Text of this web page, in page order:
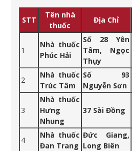
STT
Tên nhà
thuốc
Địa Chỉ
1
Nhà thuốc
Phúc Hải
Số 28 Yên
Tâm, Ngọc
Thụy
2
Nhà thuốc
Trúc Tâm
Số 93
Nguyễn Sơn
3
Nhà thuốc
Hưng
Nhung
37 Sài Đồng
4
Nhà thuốc
Đan Trang
Đức Giang,
Long Biên